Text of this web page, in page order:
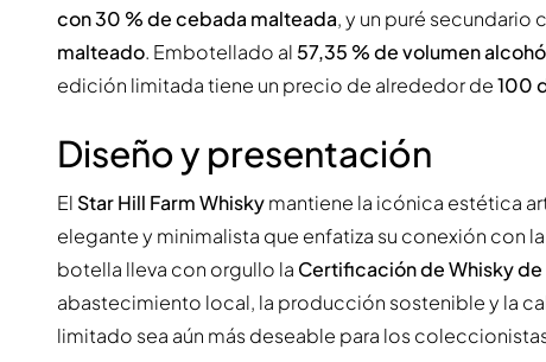
con 30 % de cebada malteada, y un puré secundario
malteado. Embotellado al 57,35 % de volumen
edición limitada tiene un precio de alrededor de100
Diseño y presentación
El Star Hill Farm Whiskymantiene la icónica estética
elegante y minimalista que enfatiza su conexión con
botella lleva con orgullo la Certificación de Whisky de
abastecimiento local, la producción sostenible y la
limitado sea aún más deseable para los